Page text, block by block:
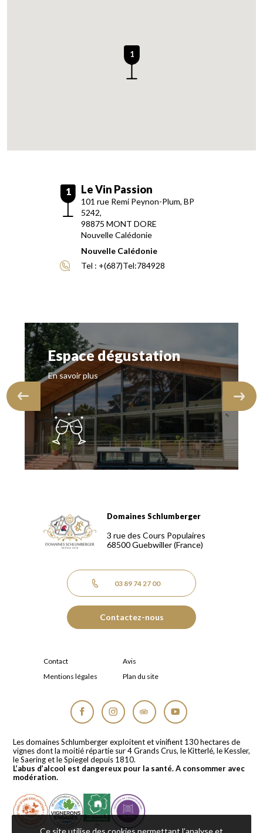
1
1 Le Vin Passion
101 rue Remi Peynon-Plum, BP
5242,
98875 MONT DORE
Nouvelle Calédonie
Nouvelle Calédonie
Tel : +(687)Tel:784928
Espace dégustation
En savoir plus
Domaines Schlumberger Vignerons 100% récoltants
Domaines Schlumberger
3 rue des Cours Populaires
68500Guebwiller(France)
03 89 74 27 00
Contactez-nous
Contact
Avis
Mentions légales
Plan du site
Les domaines Schlumberger exploitent et vinifient 130 hectares de
vignes dont la moitié répartie sur 4 Grands Crus, le Kitterlé, le Kessler,
le Saering et le Spiegel depuis 1810.
L’abus d’alcool est dangereux pour la santé. A consommer avec
modération.
Ce site utilise des cookies permettant l’analyse et